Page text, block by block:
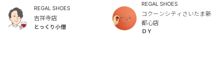
REGAL SHOES
吉祥寺店
とっくり小僧
REGAL SHOES
コクーンシティさいたま新
都心店
ＤＹ